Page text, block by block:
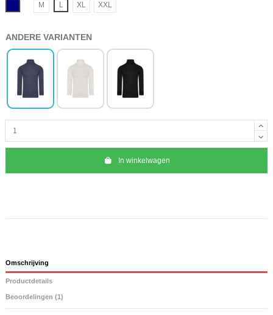
M
L XL XXL
ANDERE VARIANTEN
In winkelwagen
Omschrijving
Productdetails
Beoordelingen (1)